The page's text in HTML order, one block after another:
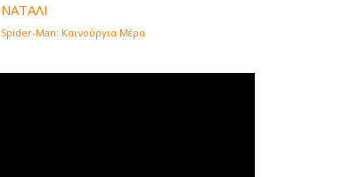
ΝΑΤΑΛΙ
Spider-Man: Καινούργια Μέρα